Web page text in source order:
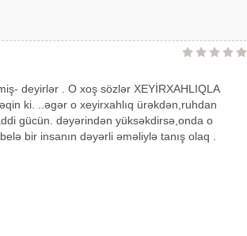
deyirlər . O xoş sözlər XEYİRXAHLIQLA
ki. ..əgər o xeyirxahlıq ürəkdən,ruhdan
gücün. dəyərindən yüksəkdirsə,onda o
bir insanın dəyərli əməliylə tanış olaq .